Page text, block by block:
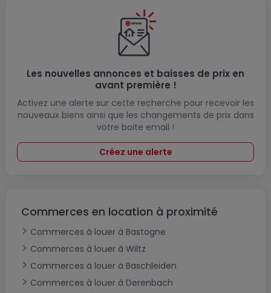
Les nouvelles annonces et baisses de prix en
avant première !
Activez une alerte sur cette recherche pour recevoir les
nouveaux biens ainsi que les changements de prix dans
votre boite email !
Créez une alerte
Commerces en location à proximité
Commerces à louer à Bastogne
Commerces à louer à Wiltz
Commerces à louer à Baschleiden
Commerces à louer à Derenbach